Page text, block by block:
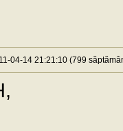
04-14 21:21:10 (799